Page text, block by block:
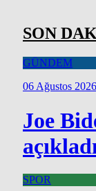
SON
GÜNDEM
06 Ağustos 2026
Joe
SPOR